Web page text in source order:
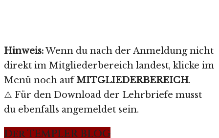
Hinweis:Wenn du nach der Anmeldung nicht
direkt im Mitgliederbereich landest, klicke im
Menü noch aufMITGLIEDERBEREICH.
⚠️ Für den Download der Lehrbriefe musst
du ebenfalls angemeldet sein.
Der TEMPLER BLOG